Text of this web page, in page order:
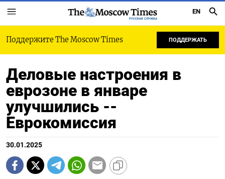
РУССКАЯ СЛУЖБА
EN
Поддержите The Moscow Times ПОДДЕРЖАТЬ
Деловые настроения в
еврозоне в январе
улучшились --
Еврокомиссия
30.01.2025